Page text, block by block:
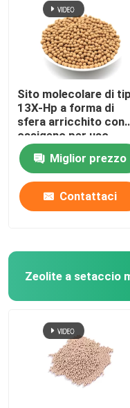
Video
Su di noi
Visita alla fabbrica
Sito molecolare di
13X-Hp a forma di
sfera arricchito con
ossigeno per uso
medico
Miglior prezzo
Contattaci
Zeolite a setaccio